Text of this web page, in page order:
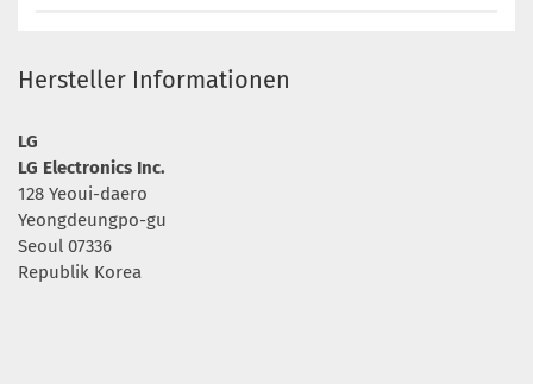
Hersteller Informationen
LG
LG Electronics Inc.
128 Yeoui-daero
Yeongdeungpo-gu
Seoul 07336
Republik Korea